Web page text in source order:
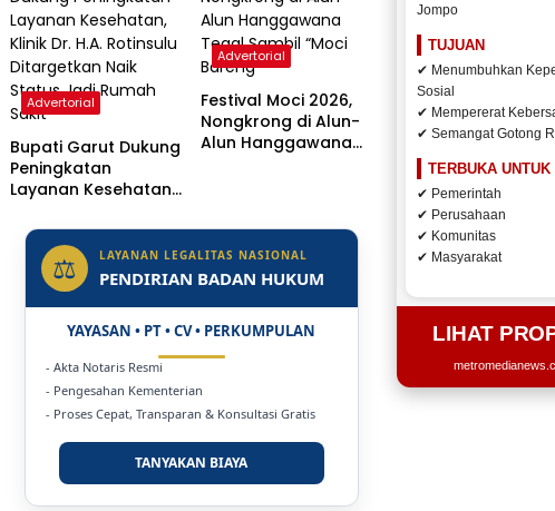
Jompo
TUJUAN
✔ Menumbuhkan
Sosial
✔ Mempererat
✔ Semangat Gotong
TERBUKA UNTUK
✔ Pemerintah
✔ Perusahaan
✔ Komunitas
✔ Masyarakat
LIHAT
Advertorial
Bupati Garut Dukung
Peningkatan
Layanan Kesehatan,
Rotinsulu
Ditargetkan Naik
Status Jadi Rumah
Advertorial
Festival Moci 2026,
Nongkrong di Alun-
Alun Hanggawana
⚖ LAYANAN LEGALITAS NASIONAL
PENDIRIAN BADAN HUKUM
YAYASAN • PT • CV • PERKUMPULAN
- Akta Notaris Resmi
- Pengesahan Kementerian
- Proses Cepat, Transparan & Konsultasi Gratis
TANYAKAN BIAYA